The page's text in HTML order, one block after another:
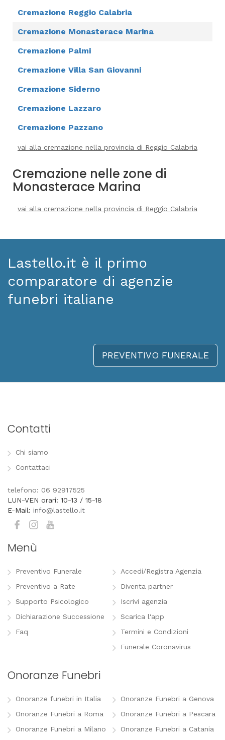
Cremazione Reggio Calabria
Cremazione Monasterace Marina
Cremazione Palmi
Cremazione Villa San Giovanni
Cremazione Siderno
Cremazione Lazzaro
Cremazione Pazzano
vai alla cremazione nella provincia di Reggio Calabria
Cremazione nelle zone di
Monasterace Marina
vai alla cremazione nella provincia di Reggio Calabria
Lastello.it è il primo
comparatore di agenzie
funebri italiane
PREVENTIVO FUNERALE
Contatti
Chi siamo
Contattaci
telefono: 06 92917525
LUN-VEN orari: 10-13 / 15-18
E-Mail: info@lastello.it
Menù
Preventivo Funerale
Preventivo a Rate
Supporto Psicologico
Dichiarazione Successione
Faq
Accedi/Registra Agenzia
Diventa partner
Iscrivi agenzia
Scarica l'app
Termini e Condizioni
Funerale Coronavirus
Onoranze Funebri
Onoranze funebri in Italia
Onoranze Funebri a Roma
Onoranze Funebri a Milano
Onoranze Funebri a Genova
Onoranze Funebri a Pescara
Onoranze Funebri a Catania